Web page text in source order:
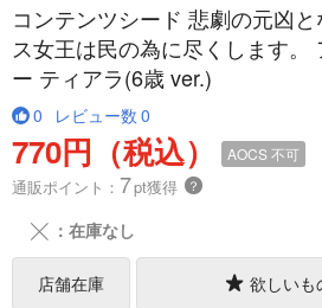
コンテンツシード 悲劇の元凶
ス女王は民の為に尽くします。
ー ティアラ(6歳 ver.)
0 レビュー数 0
770円（税込） AOCS不可
通販ポイント： 7pt獲得 ？
╳ ：在庫なし
店舗在庫 欲しいも